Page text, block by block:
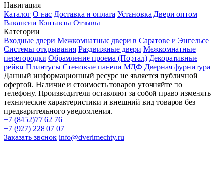
Навигация
Каталог О нас Доставка и оплата Установка Двери оптом
Вакансии Контакты Отзывы
Категории
Входные двери Межкомнатные двери в Саратове и Энгельсе
Системы открывания Раздвижные двери Межкомнатные
перегородки Обрамление проема (Портал) Декоративные
рейки Плинтусы Стеновые панели МДФ Дверная фурнитура
Данный информационный ресурс не является публичной
офертой. Наличие и стоимость товаров уточняйте по
телефону. Производители оставляют за собой право изменять
технические характеристики и внешний вид товаров без
предварительного уведомления.
+7 (8452)77 62 76
+7 (927) 228 07 07
Заказать звонок info@dverimechty.ru